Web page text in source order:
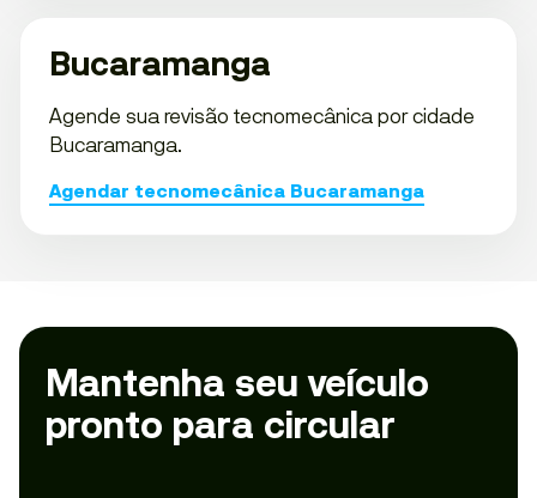
Bucaramanga
Agende sua revisão tecnomecânica por cidade
Bucaramanga.
Agendar tecnomecânica Bucaramanga
Mantenha seu veículo
pronto para circular